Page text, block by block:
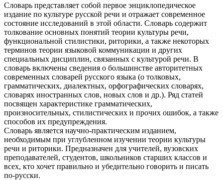
Словарь представляет собой первое энциклопедическое
издание по культуре русской речи и отражает современное
состояние исследований в этой области. Словарь содержит
толкование основных понятий теории культуры речи,
функциональной стилистики, риторики, а также некоторых
терминов теории языковой коммуникации и других
специальных дисциплин, связанных с культурой речи. В
словарь включены сведения о большинстве авторитетных
современных словарей русского языка (о толковых,
грамматических, диалектных, орфографических словарях,
словарях иностранных слов, новых слов и др.). Ряд статей
посвящен характеристике грамматических,
произносительных, стилистических и прочих ошибок, а также
способов их предупреждения.
Словарь является научно-практическим изданием,
необходимым при углубленном изучении теории культуры
речи и риторики. Предназначен для учителей, вузовских
преподавателей, студентов, школьников старших классов и
всех, кто хочет правильно и убедительно говорить и писать
по-русски.